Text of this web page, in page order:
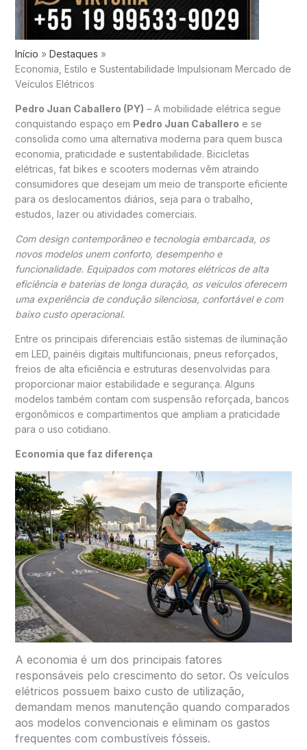
Início
Destaques
Economia, Estilo e Sustentabilidade Impulsionam Mercado de
Veículos Elétricos
Pedro Juan Caballero (PY) – A mobilidade elétrica segue
conquistando espaço em Pedro Juan Caballero e se
consolida como uma alternativa moderna para quem busca
economia, praticidade e sustentabilidade. Bicicletas
elétricas, fat bikes e scooters modernas vêm atraindo
consumidores que desejam um meio de transporte eficiente
para os deslocamentos diários, seja para o trabalho,
estudos, lazer ou atividades comerciais.
Com design contemporâneo e tecnologia embarcada, os
novos modelos unem conforto, desempenho e
funcionalidade. Equipados com motores elétricos de alta
eficiência e baterias de longa duração, os veículos oferecem
uma experiência de condução silenciosa, confortável e com
baixo custo operacional.
Entre os principais diferenciais estão sistemas de iluminação
em LED, painéis digitais multifuncionais, pneus reforçados,
freios de alta eficiência e estruturas desenvolvidas para
proporcionar maior estabilidade e segurança. Alguns
modelos também contam com suspensão reforçada, bancos
ergonômicos e compartimentos que ampliam a praticidade
para o uso cotidiano.
Economia que faz diferença
A economia é um dos principais fatores
responsáveis pelo crescimento do setor. Os veículos
elétricos possuem baixo custo de utilização,
demandam menos manutenção quando comparados
aos modelos convencionais e eliminam os gastos
frequentes com combustíveis fósseis.